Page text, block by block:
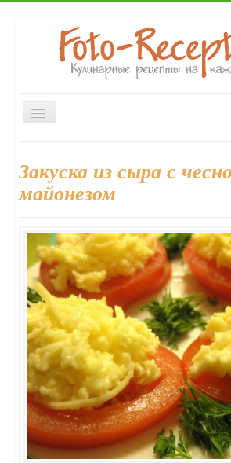
Включить/
выключить
Десерты
Выпечка Напитки
Форум
Закуска из сыра с
майонезом